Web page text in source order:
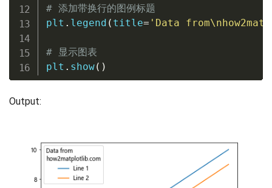
# 添加带换行的图例标题
plt . legend ( title= 'Data
# 显示图表
plt . show( )
Output: